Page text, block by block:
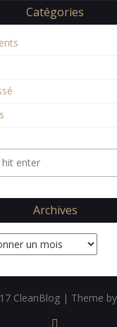
Catégories
Archives
CleanBlog | Theme by